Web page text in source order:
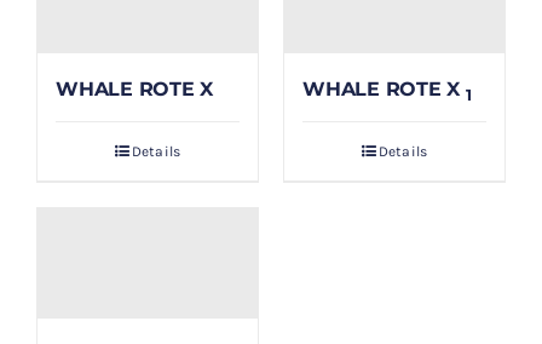
WHALE ROTE X
Details
WHALE ROTE X 1
Details